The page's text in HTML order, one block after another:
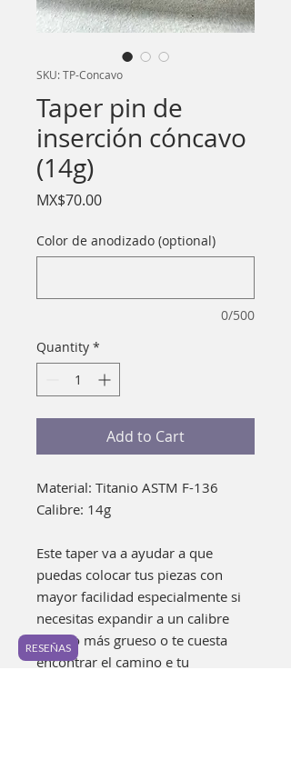
SKU: TP-Concavo
Taper pin de
inserción cóncavo
(14g)
MX$70.00Price
Color de anodizado (optional)
0/500
Quantity *
Add to Cart
Material: Titanio ASTM F-136
Calibre: 14g
Este taper va a ayudar a que
puedas colocar tus piezas con
mayor facilidad especialmente si
necesitas expandir a un calibre
mucho más grueso o te cuesta
encontrar el camino e tu
RESEÑAS